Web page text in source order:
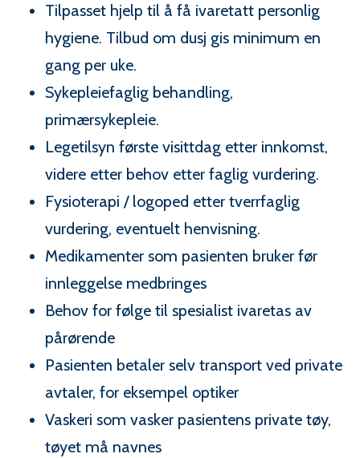
Tilpasset hjelp til å få ivaretatt personlig
hygiene. Tilbud om dusj gis minimum en
gang per uke.
Sykepleiefaglig behandling,
primærsykepleie.
Legetilsyn første visittdag etter innkomst,
videre etter behov etter faglig vurdering.
Fysioterapi / logoped etter tverrfaglig
vurdering, eventuelt henvisning.
Medikamenter som pasienten bruker før
innleggelse medbringes
Behov for følge til spesialist ivaretas av
pårørende
Pasienten betaler selv transport ved private
avtaler, for eksempel optiker
Vaskeri som vasker pasientens private tøy,
tøyet må navnes